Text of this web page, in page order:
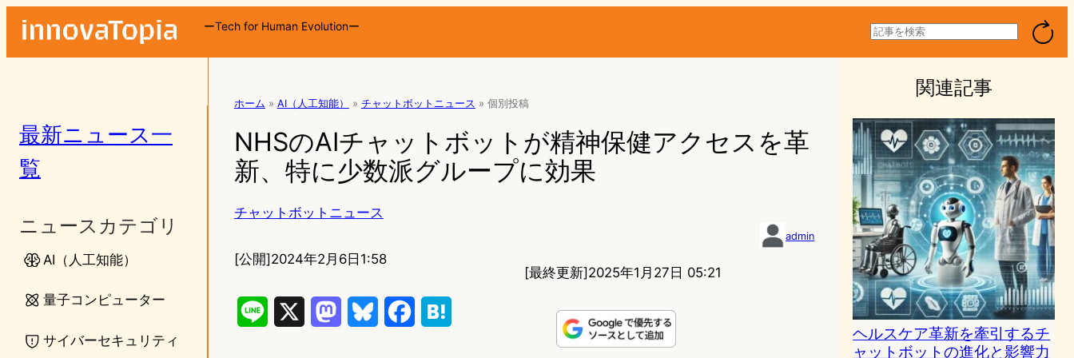
ーTech for Human Evolutionー
検
索
最新ニュース一
覧
ニュースカテゴリ
AI（人工知能）
量子コンピューター
サイバーセキュリティ
ホーム » AI（人工知能） » チャットボットニュース » 個別投稿
NHSのAIチャットボットが精神保健アクセスを革
新、特に少数派グループに効果
チャットボットニュース
admin
[公開]2024年2月6日1:58
[最終更新]2025年1月27日 05:21
関連記事
ヘルスケア革新を牽引するチ
ャットボットの進化と影響力